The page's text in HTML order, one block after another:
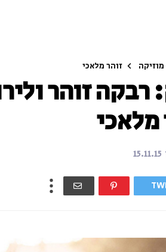
זוהר מלאכי
זוהר
15.11.15